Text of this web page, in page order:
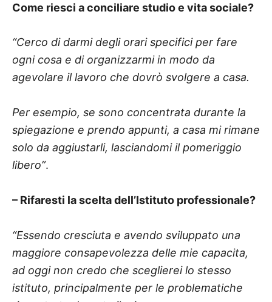
Come riesci a conciliare studio e vita sociale?
“Cerco di darmi degli orari specifici per fare
ogni cosa e di organizzarmi in modo da
agevolare il lavoro che dovrò svolgere a casa.
Per esempio, se sono concentrata durante la
spiegazione e prendo appunti, a casa mi rimane
solo da aggiustarli, lasciandomi il pomeriggio
libero”.
– Rifaresti la scelta dell’Istituto professionale?
“Essendo cresciuta e avendo sviluppato una
maggiore consapevolezza delle mie capacita,
ad oggi non credo che sceglierei lo stesso
istituto, principalmente per le problematiche